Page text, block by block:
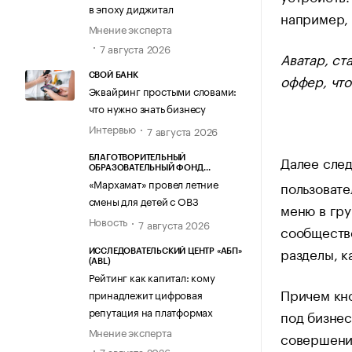
в эпоху диджитал
Мнение эксперта
7 августа 2026
СВОЙ БАНК
Эквайринг простыми словами:
что нужно знать бизнесу
Интервью
7 августа 2026
БЛАГОТВОРИТЕЛЬНЫЙ
ОБРАЗОВАТЕЛЬНЫЙ ФОНД
«Мархамат» провел летние
смены для детей с ОВЗ
Новость
7 августа 2026
ИССЛЕДОВАТЕЛЬСКИЙ ЦЕНТР «АБП»
(ABL)
Рейтинг как капитал: кому
принадлежит цифровая
репутация на платформах
Мнение эксперта
например,
Аватар,
оффер,
Далее
меню в
разделы,
Причем
под